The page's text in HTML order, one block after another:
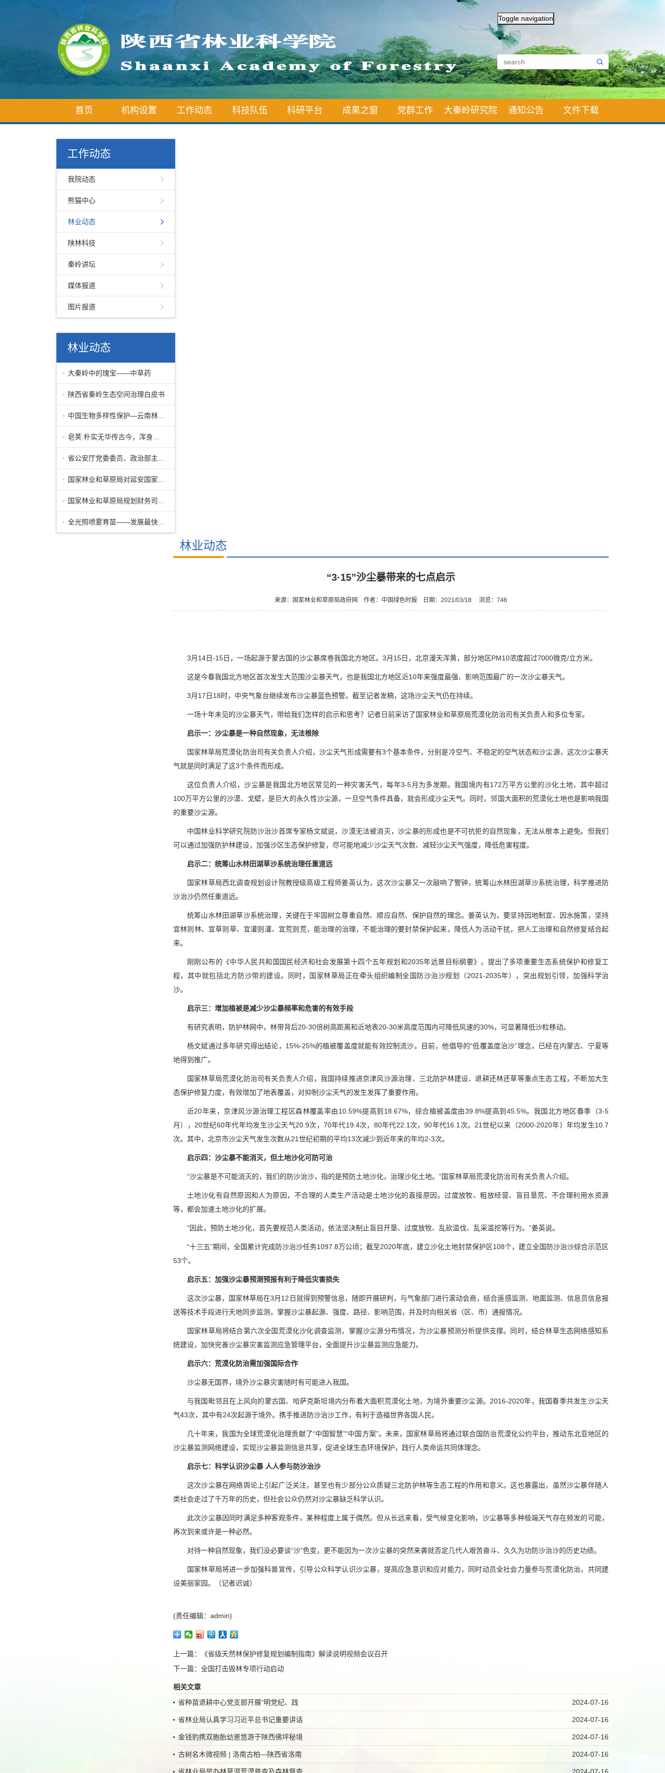
Toggle navigation
首页 机构设置 工作动态 科技队伍 科研平台 成果之窗 党群工作 大秦岭研究院 通知公告 文件下载
工作动态
我院动态
熊猫中心
林业动态
陕林科技
秦岭讲坛
媒体报道
图片报道
林业动态
大秦岭中的瑰宝——中草药
陕西省秦岭生态空间治理白皮书
林业动态
“3·15”沙尘暴带来的七点启示
来源：国家林业和草原局政府网 作者：中国绿色时报 日期：2021/03/18 浏览： 746
3月14日-15日，一场起源于蒙古国的沙尘暴席卷我国北方地区。3月15日，北京漫天浑黄，部分地区PM10浓度超过7000微克/立方米。
这是今春我国北方地区首次发生大范围沙尘暴天气，也是我国北方地区近10年来强度最强、影响范围最广的一次沙尘暴天气。
3月17日18时，中央气象台继续发布沙尘暴蓝色预警。截至记者发稿，这场沙尘天气仍在持续。
一场十年未见的沙尘暴天气，带给我们怎样的启示和思考？记者日前采访了国家林业和草原局荒漠化防治司有关负责人和多位专家。
启示一：沙尘暴是一种自然现象，无法根除
国家林草局荒漠化防治司有关负责人介绍，沙尘天气形成需要有3个基本条件，分别是冷空气、不稳定的空气状态和沙尘源，这次沙尘暴天
气就是同时满足了这3个条件而形成。
这位负责人介绍，沙尘暴是我国北方地区常见的一种灾害天气，每年3-5月为多发期。我国境内有172万平方公里的沙化土地，其中超过
100万平方公里的沙漠、戈壁，是巨大的永久性沙尘源，一旦空气条件具备，就会形成沙尘天气。同时，邻国大面积的荒漠化土地也是影响我国
的重要沙尘源。
中国林业科学研究院防沙治沙首席专家杨文斌说，沙漠无法被消灭，沙尘暴的形成也是不可抗拒的自然现象，无法从根本上避免。但我们
可以通过加强防护林建设，加强沙区生态保护修复，尽可能地减少沙尘天气次数、减轻沙尘天气强度，降低危害程度。
启示二：统筹山水林田湖草沙系统治理任重道远
国家林草局西北调查规划设计院教授级高级工程师姜英认为，这次沙尘暴又一次敲响了警钟，统筹山水林田湖草沙系统治理，科学推进防
沙治沙仍然任重道远。
统筹山水林田湖草沙系统治理，关键在于牢固树立尊重自然、顺应自然、保护自然的理念。姜英认为，要坚持因地制宜、因水施策，坚持
宜林则林、宜草则草、宜灌则灌、宜荒则荒，能治理的治理，不能治理的要封禁保护起来，降低人为活动干扰，把人工治理和自然修复结合起
来。
刚刚公布的《中华人民共和国国民经济和社会发展第十四个五年规划和2035年远景目标纲要》，提出了多项重要生态系统保护和修复工
程，其中就包括北方防沙带的建设。同时，国家林草局正在牵头组织编制全国防沙治沙规划（2021-2035年），突出规划引领，加强科学治
沙。
启示三：增加植被是减少沙尘暴频率和危害的有效手段
有研究表明，防护林网中，林带背后20-30倍树高距离和近地表20-30米高度范围内可降低风速的30%，可显著降低沙粒移动。
杨文斌通过多年研究得出结论，15%-25%的植被覆盖度就能有效控制流沙。目前，他倡导的“低覆盖度治沙”理念，已经在内蒙古、宁夏等
地得到推广。
国家林草局荒漠化防治司有关负责人介绍，我国持续推进京津风沙源治理、三北防护林建设、退耕还林还草等重点生态工程，不断加大生
态保护修复力度，有效增加了地表覆盖，对抑制沙尘天气的发生发挥了重要作用。
近20年来，京津风沙源治理工程区森林覆盖率由10.59%提高到18.67%，综合植被盖度由39.8%提高到45.5%。我国北方地区春季（3-5
月），20世纪60年代年均发生沙尘天气20.9次，70年代19.4次，80年代22.1次，90年代16.1次。21世纪以来（2000-2020年）年均发生10.7
次。其中，北京市沙尘天气发生次数从21世纪初期的平均13次减少到近年来的年均2-3次。
启示四：沙尘暴不能消灭，但土地沙化可防可治
“沙尘暴是不可能消灭的，我们的防沙治沙，指的是预防土地沙化，治理沙化土地。”国家林草局荒漠化防治司有关负责人介绍。
土地沙化有自然原因和人为原因，不合理的人类生产活动是土地沙化的直接原因。过度放牧、粗放经营、盲目垦荒、不合理利用水资源
等，都会加速土地沙化的扩展。
“因此，预防土地沙化，首先要规范人类活动，依法坚决制止盲目开垦、过度放牧、乱砍滥伐、乱采滥挖等行为。”姜英说。
“十三五”期间，全国累计完成防沙治沙任务1097.8万公顷；截至2020年底，建立沙化土地封禁保护区108个，建立全国防沙治沙综合示范区
53个。
启示五：加强沙尘暴预测预报有利于降低灾害损失
这次沙尘暴，国家林草局在3月12日就得到预警信息，随即开展研判，与气象部门进行滚动会商，结合遥感监测、地面监测、信息员信息报
送等技术手段进行天地同步监测，掌握沙尘暴起源、强度、路径、影响范围，并及时向相关省（区、市）通报情况。
国家林草局将结合第六次全国荒漠化沙化调查监测，掌握沙尘源分布情况，为沙尘暴预测分析提供支撑。同时，结合林草生态网络感知系
统建设，加快完善沙尘暴灾害监测应急管理平台，全面提升沙尘暴监测应急能力。
启示六：荒漠化防治需加强国际合作
沙尘暴无国界，境外沙尘暴灾害随时有可能进入我国。
与我国毗邻且在上风向的蒙古国、哈萨克斯坦境内分布着大面积荒漠化土地，为境外重要沙尘源。2016-2020年，我国春季共发生沙尘天
气43次，其中有24次起源于境外。携手推进防沙治沙工作，有利于造福世界各国人民。
几十年来，我国为全球荒漠化治理贡献了“中国智慧”“中国方案”。未来，国家林草局将通过联合国防治荒漠化公约平台，推动东北亚地区的
沙尘暴监测网络建设，实现沙尘暴监测信息共享，促进全球生态环境保护，践行人类命运共同体理念。
启示七：科学认识沙尘暴 人人参与防沙治沙
这次沙尘暴在网络舆论上引起广泛关注，甚至也有少部分公众质疑三北防护林等生态工程的作用和意义。这也暴露出，虽然沙尘暴伴随人
类社会走过了千万年的历史，但社会公众仍然对沙尘暴缺乏科学认识。
此次沙尘暴因同时满足多种客观条件，某种程度上属于偶然。但从长远来看，受气候变化影响，沙尘暴等多种极端天气存在频发的可能，
再次到来或许是一种必然。
对待一种自然现象，我们没必要谈“沙”色变，更不能因为一次沙尘暴的突然来袭就否定几代人艰苦奋斗、久久为功防沙治沙的历史功绩。
国家林草局将进一步加强科普宣传，引导公众科学认识沙尘暴，提高应急意识和应对能力，同时动员全社会力量参与荒漠化防治，共同建
设美丽家园。（记者迟诚）
(责任编辑：admin)
上一篇：
《省级天然林保护修复规划编制指南》解读说明视频会议召开
下一篇： 全国打击毁林专项行动启动
相关文章
2024-07-16
省种苗退耕中心党支部开展“明党纪、践
2024-07-16
省林业局认真学习习近平总书记重要讲话
2024-07-16
金钱豹携双胞胎幼崽悠游于陕西佛坪秘境
2024-07-16
古树名木微视频 | 洛南古柏—陕西省洛南